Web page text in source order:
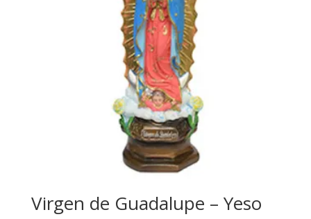
Virgen de Guadalupe – Yeso